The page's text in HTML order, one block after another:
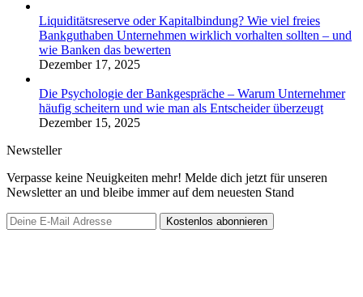
Liquiditätsreserve oder Kapitalbindung? Wie viel freies
Bankguthaben Unternehmen wirklich vorhalten sollten – und
wie Banken das bewerten
Dezember 17, 2025
Die Psychologie der Bankgespräche – Warum Unternehmer
häufig scheitern und wie man als Entscheider überzeugt
Dezember 15, 2025
Newsteller
Verpasse keine Neuigkeiten mehr! Melde dich jetzt für unseren
Newsletter an und bleibe immer auf dem neuesten Stand